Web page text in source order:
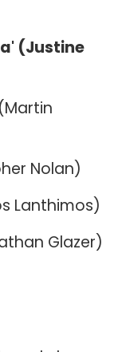
(Justine
Nolan)
Lanthimos)
Glazer)